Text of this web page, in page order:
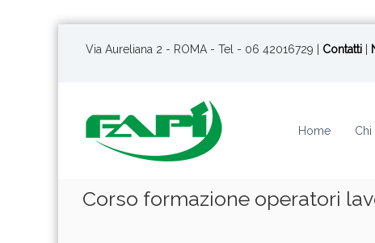
Via Aureliana 2 - ROMA - Tel - 06 42016729 | Contatti
Home Chi
Corso formazione operatori